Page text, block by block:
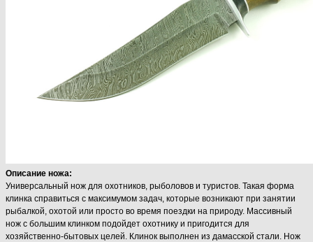
Описание ножа:
Универсальный нож для охотников, рыболовов и туристов. Такая форма
клинка справиться с максимумом задач, которые возникают при занятии
рыбалкой, охотой или просто во время поездки на природу. Массивный
нож с большим клинком подойдет охотнику и пригодится для
хозяйственно-бытовых целей. Клинок выполнен из дамасской стали. Нож